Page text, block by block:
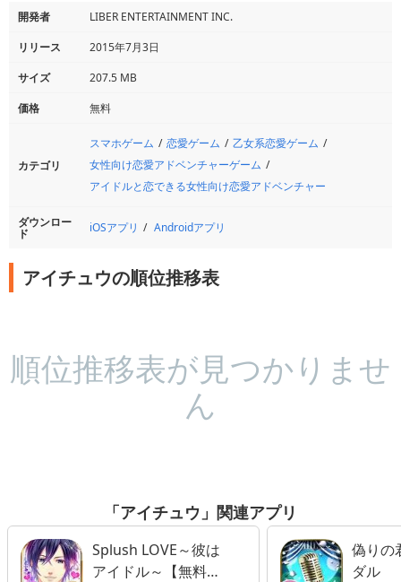
開発者
LIBER ENTERTAINMENT INC.
リリース
2015年7月3日
サイズ
207.5 MB
価格
無料
カテゴリ
スマホゲーム 恋愛ゲーム
乙女系恋愛ゲーム
女性向け恋愛アドベンチャーゲーム
アイドルと恋できる女性向け恋愛アドベンチャー
ダウンロー
ド iOSアプリ Androidアプリ
アイチュウの順位推移表
順位推移表が見つかりませ
ん
「アイチュウ」関連アプリ
Splush LOVE～彼は
アイドル～【無料恋
偽りの
ダル